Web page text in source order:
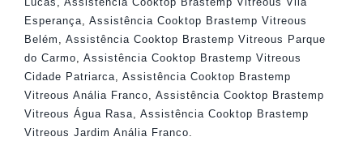
Esperança, Assistência Cooktop Brastemp Vitreous
Belém , Assistência Cooktop Brastemp Vitreous Parque
do Carmo, Assistência Cooktop Brastemp Vitreous
Cidade Patriarca, Assistência Cooktop Brastemp
Vitreous Anália Franco, Assistência Cooktop Brastemp
Vitreous Água Rasa, Assistência Cooktop Brastemp
Vitreous Jardim Anália Franco.